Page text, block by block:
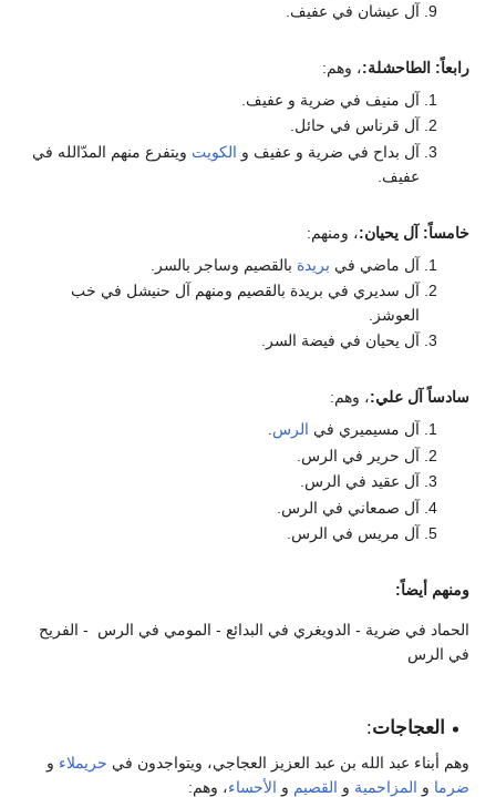
آل عيشان في عفيف.
رابعاً: الطاحشلة:، وهم:
آل منيف في ضرية و عفيف.
آل قرناس في حائل.
آل بداح في ضرية و عفيف و الكويت ويتفرع منهم المدّالله في
عفيف.
خامساً: آل يحيان:، ومنهم:
آل ماضي في بريدة بالقصيم وساجر بالسر.
آل سديري في بريدة بالقصيم ومنهم آل حنيشل في خب
العوشز.
آل يحيان في فيضة السر.
سادساً آل علي:، وهم:
آل مسيميري في الرس.
آل حرير في الرس.
آل عقيد في الرس.
آل صمعاني في الرس.
آل مريس في الرس.
ومنهم أيضاً:
الحماد في ضرية - الدويغري في البدائع - المومي في الرس - الفريح
في الرس
العجاجات:
وهم أبناء عبد الله بن عبد العزيز العجاجي، ويتواجدون في حريملاء و
ضرما و المزاحمية و القصيم و الأحساء، وهم: